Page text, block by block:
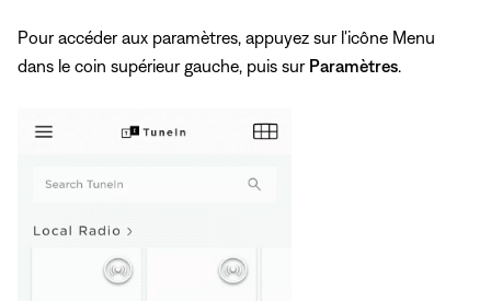
Pour accéder aux paramètres, appuyez sur l'icône Menu
dans le coin supérieur gauche, puis sur Paramètres